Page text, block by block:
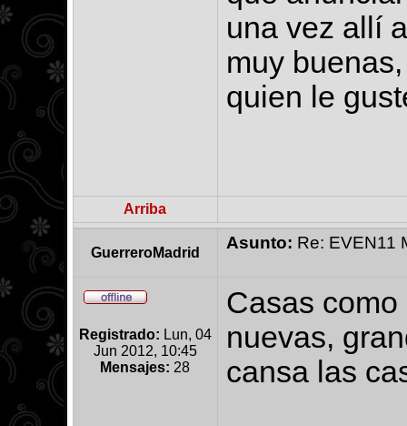
una vez allí
muy
quien le
Arriba
GuerreroMadrid
Asunto: Re: EVEN11
Registrado: Lun, 04
Jun 2012, 10:45
Mensajes: 28
Casas
nuevas,
cansa las